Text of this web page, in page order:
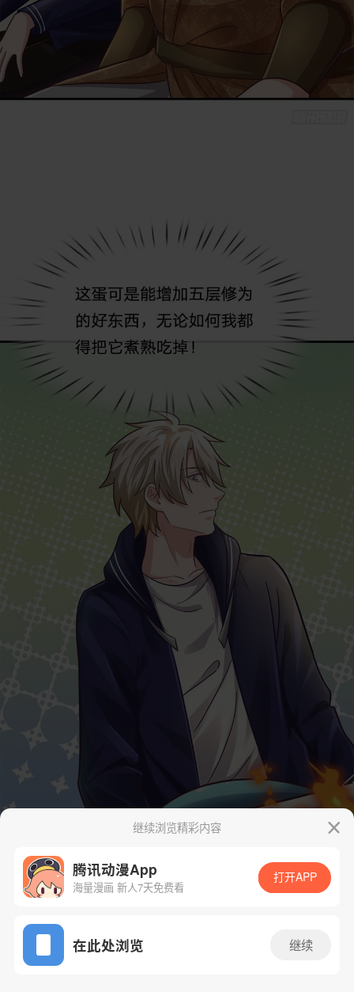
App免费看
继续浏览精彩内容
腾讯动漫App
海量漫画 新人7天免费看
打开APP
在此处浏览 继续